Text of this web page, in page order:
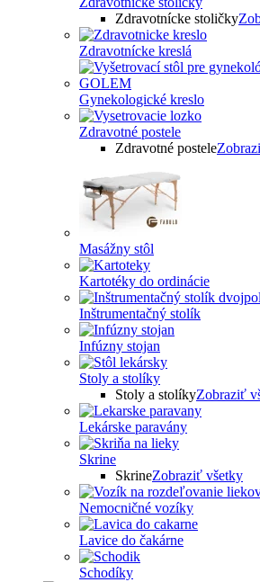
Zdravotnícke stoličky
Zdravotnícke kreslá
Gynekologické kreslo
Zdravotné postele
Zdravotné postele
Masážny stôl
Kartotéky do ordinácie
Inštrumentačný stolík
Infúzny stojan
Stoly a stolíky
Stoly a stolíkyZobraziť
Lekárske paravány
Skrine
SkrineZobraziť všetky
Nemocničné vozíky
Lavice do čakárne
Schodíky